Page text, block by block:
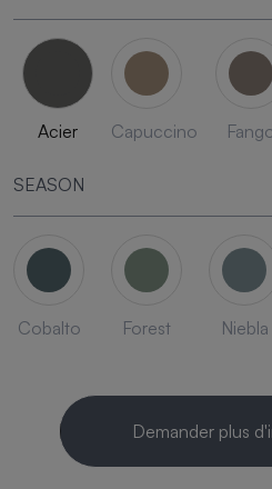
Acier Capuccino
SEASON
Cobalto Forest Niebla
Demander plus